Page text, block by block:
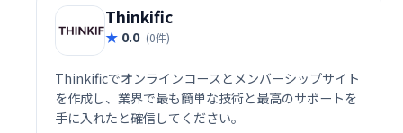
Thinkific
0.0 (0件)
Thinkificでオンラインコースとメンバーシップサイト
を作成し、業界で最も簡単な技術と最高のサポートを
手に入れたと確信してください。